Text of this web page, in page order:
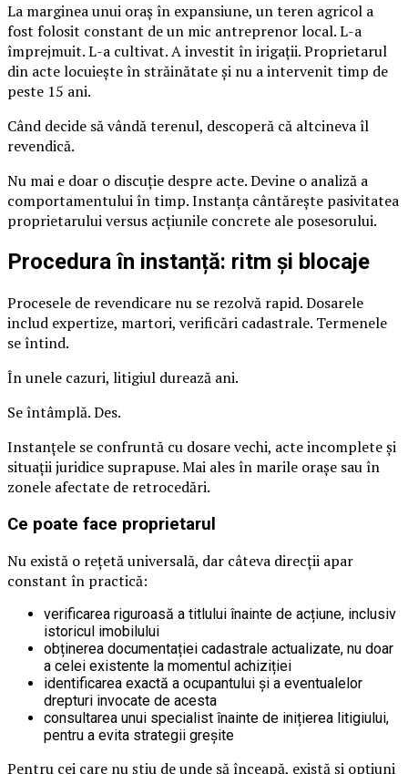
La marginea unui oraș în expansiune, un teren agricol a
fost folosit constant de un mic antreprenor local. L-a
împrejmuit. L-a cultivat. A investit în irigații. Proprietarul
din acte locuiește în străinătate și nu a intervenit timp de
peste 15 ani.
Când decide să vândă terenul, descoperă că altcineva îl
revendică.
Nu mai e doar o discuție despre acte. Devine o analiză a
comportamentului în timp. Instanța cântărește pasivitatea
proprietarului versus acțiunile concrete ale posesorului.
Procedura în instanță: ritm și blocaje
Procesele de revendicare nu se rezolvă rapid. Dosarele
includ expertize, martori, verificări cadastrale. Termenele
se întind.
În unele cazuri, litigiul durează ani.
Se întâmplă. Des.
Instanțele se confruntă cu dosare vechi, acte incomplete și
situații juridice suprapuse. Mai ales în marile orașe sau în
zonele afectate de retrocedări.
Ce poate face proprietarul
Nu există o rețetă universală, dar câteva direcții apar
constant în practică:
verificarea riguroasă a titlului înainte de acțiune, inclusiv
istoricul imobilului
obținerea documentației cadastrale actualizate, nu doar
a celei existente la momentul achiziției
identificarea exactă a ocupantului și a eventualelor
drepturi invocate de acesta
consultarea unui specialist înainte de inițierea litigiului,
pentru a evita strategii greșite
Pentru cei care nu știu de unde să înceapă, există și opțiuni